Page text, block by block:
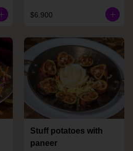
$6.900
Stuff potatoes with
paneer